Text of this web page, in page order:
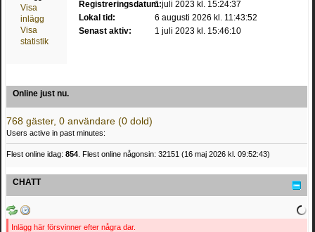
Visa
inlägg
Visa
statistik
Registreringsdatum:1 juli 2023 kl. 15:24:37
Lokal tid:
6 augusti 2026 kl. 11:43:52
Senast aktiv:
1 juli 2023 kl. 15:46:10
Online just nu.
768 gäster, 0 användare (0 dold)
Users active in past minutes:
Flest online idag: 854 . Flest online någonsin: 32151 (16 maj 2026 kl. 09:52:43)
CHATT
Inlägg här försvinner efter några dar.